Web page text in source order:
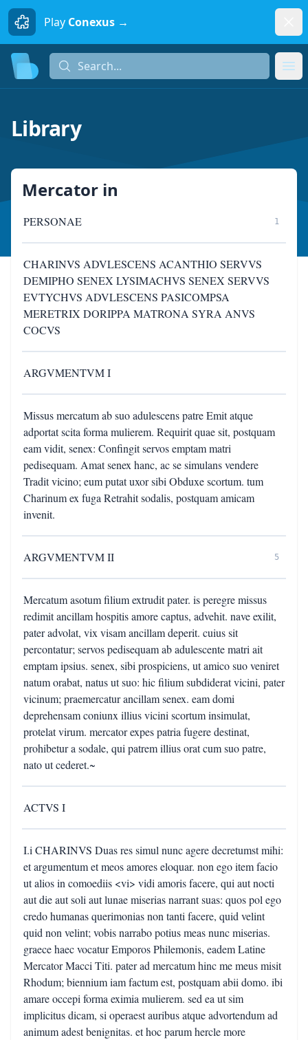
Play Conexus →
Search...
Library
Mercator in
PERSONAE 1
CHARINVS ADVLESCENS ACANTHIO SERVVS
DEMIPHO SENEX LYSIMACHVS SENEX SERVVS
EVTYCHVS ADVLESCENS PASICOMPSA
MERETRIX DORIPPA MATRONA SYRA ANVS
COCVS
ARGVMENTVM I
Missus mercatum ab suo adulescens patre Emit atque
adportat scita forma mulierem. Requirit quae sit, postquam
eam vidit, senex: Confingit servos emptam matri
pedisequam. Amat senex hanc, ac se simulans vendere
Tradit vicino; eum putat uxor sibi Obduxe scortum. tum
Charinum ex fuga Retrahit sodalis, postquam amicam
invenit.
ARGVMENTVM II 5
Mercatum asotum filium extrudit pater. is peregre missus
redimit ancillam hospitis amore captus, advehit. nave exilit,
pater advolat, vix visam ancillam deperit. cuius sit
percontatur; servos pedisequam ab adulescente matri ait
emptam ipsius. senex, sibi prospiciens, ut amico suo veniret
natum orabat, natus ut suo: hic filium subdiderat vicini, pater
vicinum; praemercatur ancillam senex. eam domi
deprehensam coniunx illius vicini scortum insimulat,
protelat virum. mercator expes patria fugere destinat,
prohibetur a sodale, qui patrem illius orat cum suo patre,
nato ut cederet.~
ACTVS I
I.i CHARINVS Duas res simul nunc agere decretumst mihi:
et argumentum et meos amores eloquar. non ego item facio
ut alios in comoediis <vi> vidi amoris facere, qui aut nocti
aut die aut soli aut lunae miserias narrant suas: quos pol ego
credo humanas querimonias non tanti facere, quid velint
quid non velint; vobis narrabo potius meas nunc miserias.
graece haec vocatur Emporos Philemonis, eadem Latine
Mercator Macci Titi. pater ad mercatum hinc me meus misit
Rhodum; biennium iam factum est, postquam abii domo. ibi
amare occepi forma eximia mulierem. sed ea ut sim
implicitus dicam, si operaest auribus atque advortendum ad
animum adest benignitas. et hoc parum hercle more